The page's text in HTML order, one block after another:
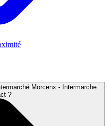
Morcenx - Intermarche
?